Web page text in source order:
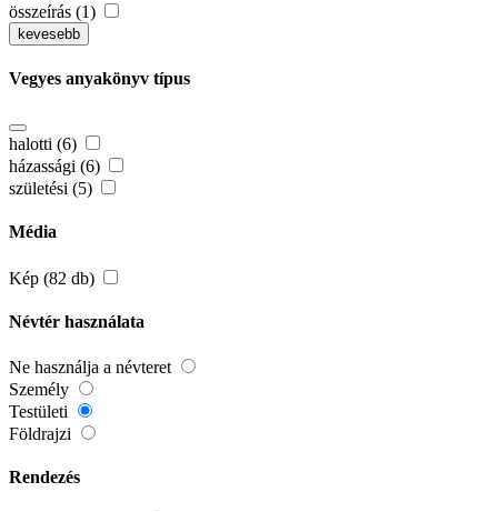
összeírás (1)
kevesebb
Vegyes anyakönyv típus
halotti (6)
házassági (6)
születési (5)
Média
Kép (82 db)
Névtér használata
Ne használja a névteret
Személy
Testületi
Földrajzi
Rendezés